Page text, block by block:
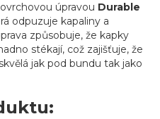
úpravou Durable
odpuzuje kapaliny a
způsobuje, že kapky
stékají, což zajišťuje, že
jak pod bundu tak jako